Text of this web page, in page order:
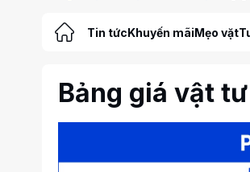
Tin tứcKhuyến mãiMẹo vặt
Bảng giá vật